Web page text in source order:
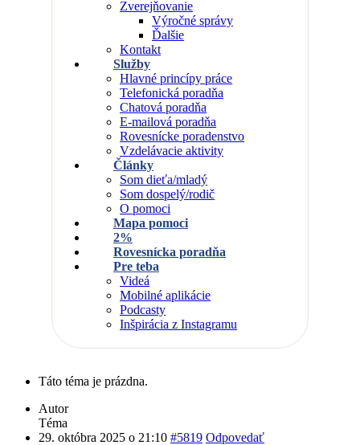
Zverejňovanie
Výročné správy
Ďalšie
Kontakt
Služby
Hlavné princípy práce
Telefonická poradňa
Chatová poradňa
E-mailová poradňa
Rovesnícke poradenstvo
Vzdelávacie aktivity
Články
Som dieťa/mladý
Som dospelý/rodič
O pomoci
Mapa pomoci
2%
Rovesnícka poradňa
Pre teba
Videá
Mobilné aplikácie
Podcasty
Inšpirácia z Instagramu
Táto téma je prázdna.
Autor
Téma
29. októbra 2025 o 21:10 #5819 Odpovedať